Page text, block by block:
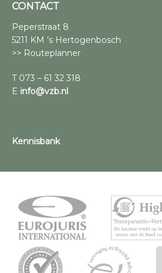
CONTACT
Peperstraat 8
5211 KM ’s Hertogenbosch
>> Routeplanner
T 073 – 61 32 318
E info@vzb.nl
Kennisbank